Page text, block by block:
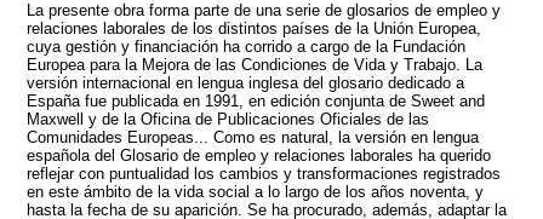
La presente obra forma parte de una serie de glosarios de empleo y
relaciones laborales de los distintos países de la Unión Europea,
cuya gestión y financiación ha corrido a cargo de la Fundación
Europea para la Mejora de las Condiciones de Vida y Trabajo. La
versión internacional en lengua inglesa del glosario dedicado a
España fue publicada en 1991, en edición conjunta de Sweet and
Maxwell y de la Oficina de Publicaciones Oficiales de las
Comunidades Europeas... Como es natural, la versión en lengua
española del Glosario de empleo y relaciones laborales ha querido
reflejar con puntualidad los cambios y transformaciones registrados
en este ámbito de la vida social a lo largo de los años noventa, y
hasta la fecha de su aparición. Se ha procurado, además, adaptar la